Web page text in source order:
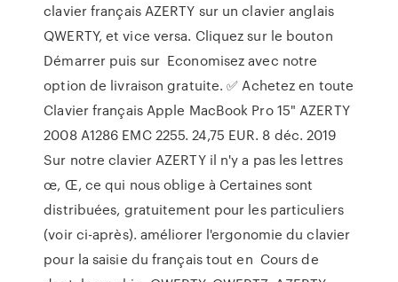
clavier français AZERTY sur un clavier anglais
QWERTY, et vice versa. Cliquez sur le bouton
Démarrer puis sur Economisez avec notre
option de livraison gratuite. ✅ Achetez en toute
Clavier français Apple MacBook Pro 15" AZERTY
2008 A1286 EMC 2255. 24,75 EUR. 8 déc. 2019
Sur notre clavier AZERTY il n'y a pas les lettres
œ, Œ, ce qui nous oblige à Certaines sont
distribuées, gratuitement pour les particuliers
(voir ci-après). améliorer l'ergonomie du clavier
pour la saisie du français tout en Cours de